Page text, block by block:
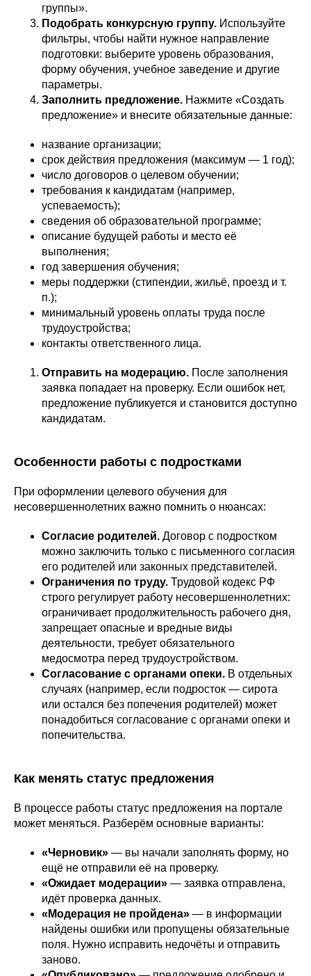
группы».
Подобрать конкурсную группу. Используйте
фильтры, чтобы найти нужное направление
подготовки: выберите уровень образования,
форму обучения, учебное заведение и другие
параметры.
Заполнить предложение. Нажмите «Создать
предложение» и внесите обязательные данные:
название организации;
срок действия предложения (максимум — 1 год);
число договоров о целевом обучении;
требования к кандидатам (например,
успеваемость);
сведения об образовательной программе;
описание будущей работы и место её
выполнения;
год завершения обучения;
меры поддержки (стипендии, жильё, проезд и т.
п.);
минимальный уровень оплаты труда после
трудоустройства;
контакты ответственного лица.
Отправить на модерацию. После заполнения
заявка попадает на проверку. Если ошибок нет,
предложение публикуется и становится доступно
кандидатам.
Особенности работы с подростками
При оформлении целевого обучения для
несовершеннолетних важно помнить о нюансах:
Согласие родителей. Договор с подростком
можно заключить только с письменного согласия
его родителей или законных представителей.
Ограничения по труду. Трудовой кодекс РФ
строго регулирует работу несовершеннолетних:
ограничивает продолжительность рабочего дня,
запрещает опасные и вредные виды
деятельности, требует обязательного
медосмотра перед трудоустройством.
Согласование с органами опеки. В отдельных
случаях (например, если подросток — сирота
или остался без попечения родителей) может
понадобиться согласование с органами опеки и
попечительства.
Как менять статус предложения
В процессе работы статус предложения на портале
может меняться. Разберём основные варианты:
«Черновик» — вы начали заполнять форму, но
ещё не отправили её на проверку.
«Ожидает модерации» — заявка отправлена,
идёт проверка данных.
«Модерация не пройдена» — в информации
найдены ошибки или пропущены обязательные
поля. Нужно исправить недочёты и отправить
заново.